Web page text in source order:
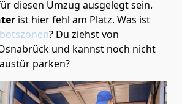
diesen Umzug ausgelegt sein.
ist hier fehl am Platz. Was ist
? Du ziehst von
und kannst noch nicht
parken?